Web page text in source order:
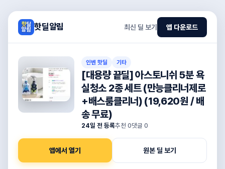
핫딜알림 최신 딜 보기 앱 다운로드
인벤 핫딜 기타
[대용량 끝딜] 아스토니쉬 5분 욕
실청소 2종 세트 (만능클리너제로
+배스룸클리너) (19,620원 / 배
송 무료)
24일 전 등록추천 0댓글 0
앱에서 열기 원본 딜 보기